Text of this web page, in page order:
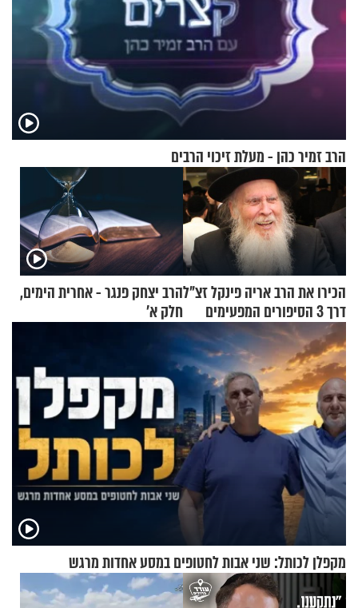
הרב זמיר כהן - מעלת זיכוי הרבים
הכירו את הרב אריה פינקל זצ"ל
דרך 3 הסיפורים המפעימים
האלה
הרב יצחק פנגר - אחרית הימים,
חלק א’
מקפלן לכותל: שני אבות לחטופים במסע אחדות מרגש